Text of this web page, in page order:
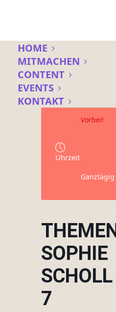
HOME
MITMACHEN
CONTENT
EVENTS
KONTAKT
Datum
Vorbei!
Uhrzeit
Ganztägig
SOPHIE
7